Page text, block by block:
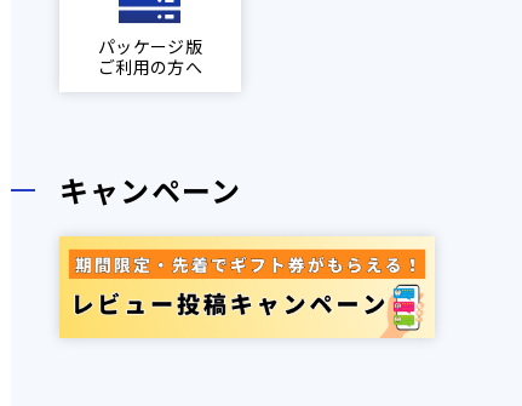
パッケージ版
ご利用の方へ
キャンペーン